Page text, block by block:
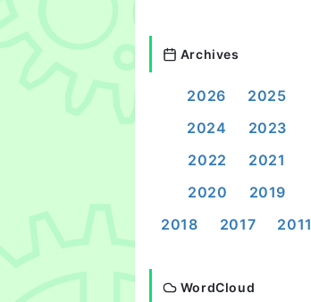
Archives
2026
2025
2024
2023
2022
2021
2020
2019
2018
2017 2011
WordCloud